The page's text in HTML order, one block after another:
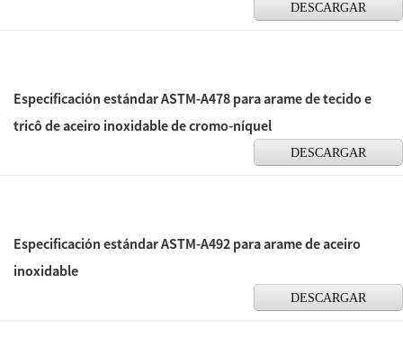
DESCARGAR
Especificación estándar ASTM-A478 para arame de tecido e
tricô de aceiro inoxidable de cromo-níquel
DESCARGAR
Especificación estándar ASTM-A492 para arame de aceiro
inoxidable
DESCARGAR